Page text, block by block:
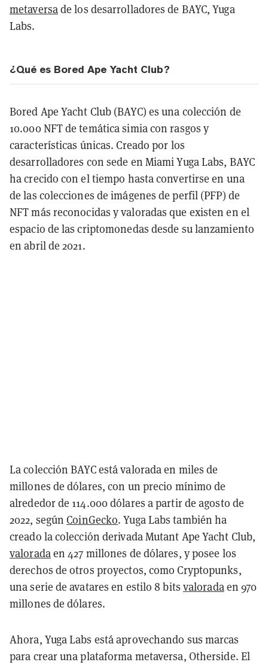
metaversade los desarrolladores de BAYC, Yuga
Labs.
¿Qué es Bored Ape Yacht Club?
Bored Ape Yacht Club (BAYC) es una colección de
10.000 NFT de temática simia con rasgos y
características únicas. Creado por los
desarrolladores con sede en Miami Yuga Labs, BAYC
ha crecido con el tiempo hasta convertirse en una
de las colecciones de imágenes de perfil (PFP) de
NFT más reconocidas y valoradas que existen en el
espacio de las criptomonedas desde su lanzamiento
en abril de 2021.
La colección BAYC está valorada en miles de
millones de dólares, con un precio mínimo de
alrededor de 114.000 dólares a partir de agosto de
2022, segúnCoinGecko. Yuga Labs también ha
creado la colección derivada Mutant Ape Yacht Club,
valoradaen 427 millones de dólares, y posee los
derechos de otros proyectos, como Cryptopunks,
una serie de avatares en estilo 8 bits valoradaen 970
millones de dólares.
Ahora, Yuga Labs está aprovechando sus marcas
para crear una plataforma metaversa, Otherside. El